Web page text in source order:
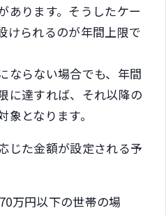
あります。そうしたケー
けられるのが年間上限で
ならない場合でも、年間
に達すれば、それ以降の
となります。
じた金額が設定される予
万円以下の世帯の場